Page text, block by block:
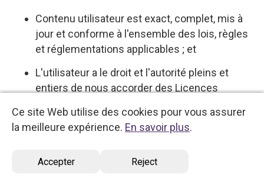
Ce site Web utilise des cookies pour vous assurer
la meilleure expérience. En savoir plus.
Accepter Reject
Contenu utilisateur est exact, complet, mis à
jour et conforme à l'ensemble des lois, règles
et réglementations applicables ; et
L'utilisateur a le droit et l'autorité pleins et
entiers de nous accorder des Licences
d'incorporer et de publier le Contenu
Utilisateur par le biais des Services, le tout
d'autrui sans l'autorisation du propriétaire,